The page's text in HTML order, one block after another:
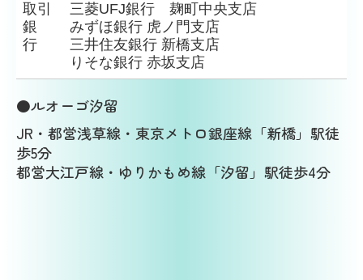
取引
銀
行
三菱UFJ銀行 麹町中央支店
みずほ銀行 虎ノ門支店
三井住友銀行 新橋支店
りそな銀行 赤坂支店
●ルオーゴ汐留
JR・都営浅草線・東京メトロ銀座線「新橋」駅徒
歩5分
都営大江戸線・ゆりかもめ線「汐留」駅徒歩4分